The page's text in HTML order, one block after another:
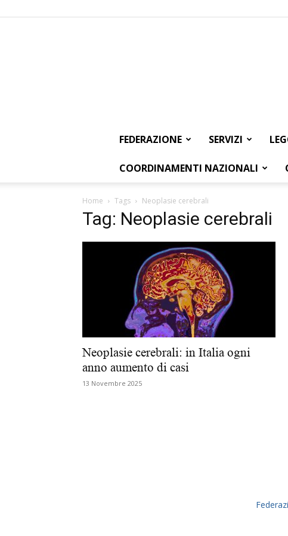
FEDERAZIONE SERVIZI
COORDINAMENTI NAZIONALI
Home Tags Neoplasie cerebrali
Tag: Neoplasie cerebrali
Neoplasie cerebrali: in Italia ogni
anno aumento di casi
13 Novembre 2025